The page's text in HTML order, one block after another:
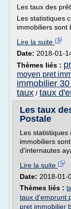
Les taux des
Les statistiques
immobiliers sont
Lire la suite
Date: 2018-01-
Thèmes liés :
moyen pret
immobilier
taux / taux
Les taux
Postale
Les statistiques
immobiliers
d'internautes
Lire la suite
Date: 2018-01-
Thèmes liés :
taux d'emprunt
pret immobilier